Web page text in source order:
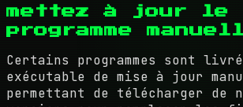
mettez à jour le
programme
Certains programmes sont
exécutable de mise à jour
permettant de télécharger de